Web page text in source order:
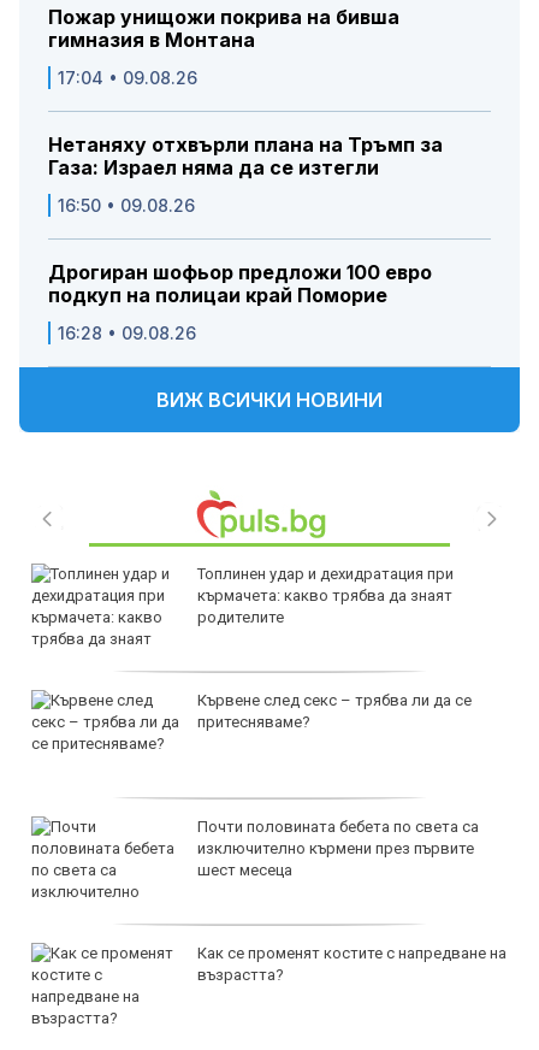
Пожар унищожи покрива на бивша
гимназия в Монтана
17:04 • 09.08.26
Нетаняху отхвърли плана на Тръмп за
Газа: Израел няма да се изтегли
16:50 • 09.08.26
Дрогиран шофьор предложи 100 евро
подкуп на полицаи край Поморие
16:28 • 09.08.26
ВИЖ ВСИЧКИ НОВИНИ
Топлинен удар и дехидратация при
кърмачета: какво трябва да знаят
родителите
Кървене след секс – трябва ли да се
притесняваме?
Почти половината бебета по света са
изключително кърмени през първите
шест месеца
Как се променят костите с напредване на
възрастта?